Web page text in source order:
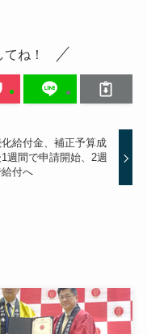
ね！
給付金、補正予算成
週間で申請開始、2週
付へ